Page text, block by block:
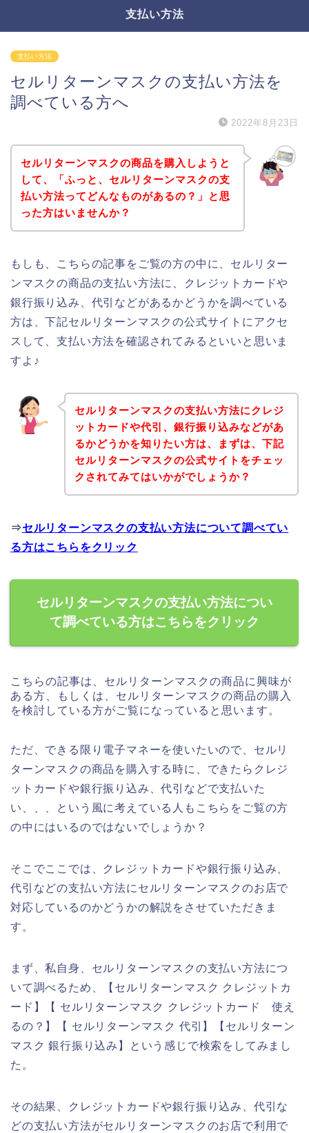
支払い方法
支払い方法
セルリターンマスクの支払い方法を
調べている方へ
2022年8月23日
セルリターンマスクの商品を購入しようと
して、「ふっと、セルリターンマスクの支
払い方法ってどんなものがあるの？」と思
った方はいませんか？
もしも、こちらの記事をご覧の方の中に、セルリター
ンマスクの商品の支払い方法に、クレジットカードや
銀行振り込み、代引などがあるかどうかを調べている
方は、下記セルリターンマスクの公式サイトにアクセ
スして、支払い方法を確認されてみるといいと思いま
すよ♪
セルリターンマスクの支払い方法にクレジ
ットカードや代引、銀行振り込みなどがあ
るかどうかを知りたい方は、まずは、下記
セルリターンマスクの公式サイトをチェッ
クされてみてはいかがでしょうか？
⇒セルリターンマスクの支払い方法について調べてい
る方はこちらをクリック
セルリターンマスクの支払い方法につい
て調べている方はこちらをクリック
こちらの記事は、セルリターンマスクの商品に興味が
ある方、もしくは、セルリターンマスクの商品の購入
を検討している方がご覧になっていると思います。
ただ、できる限り電子マネーを使いたいので、セルリ
ターンマスクの商品を購入する時に、できたらクレジ
ットカードや銀行振り込み、代引などで支払いた
い、、、という風に考えている人もこちらをご覧の方
の中にはいるのではないでしょうか？
そこでここでは、クレジットカードや銀行振り込み、
代引などの支払い方法にセルリターンマスクのお店で
対応しているのかどうかの解説をさせていただきま
す。
まず、私自身、セルリターンマスクの支払い方法につ
いて調べるため、【セルリターンマスク クレジットカ
ード】【 セルリターンマスク クレジットカード 使え
るの？】【 セルリターンマスク 代引】【セルリターン
マスク 銀行振り込み】という感じで検索をしてみまし
た。
その結果、クレジットカードや銀行振り込み、代引な
どの支払い方法がセルリターンマスクのお店で利用で